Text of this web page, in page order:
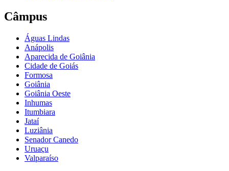
Câmpus
Águas Lindas
Anápolis
Aparecida de Goiânia
Cidade de Goiás
Formosa
Goiânia
Goiânia Oeste
Inhumas
Itumbiara
Jataí
Luziânia
Senador Canedo
Uruaçu
Valparaíso